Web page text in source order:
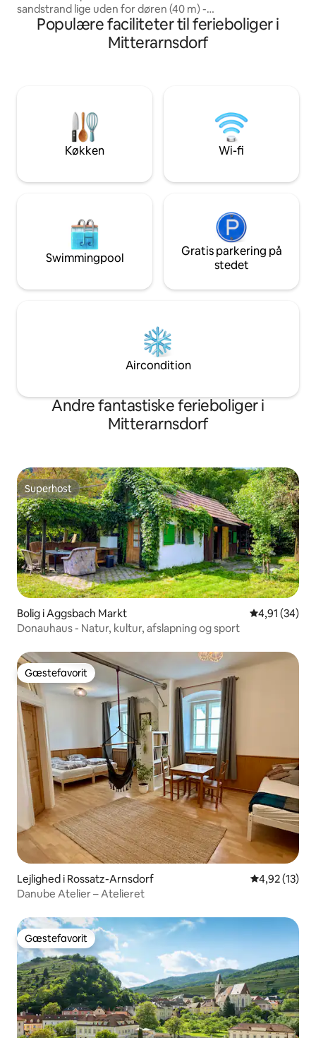
sandstrand lige uden for døren (40 m) -
vinmarkerne bag huset. Der er plads til 4
personer - huset er for nylig blevet
grundigt renoveret. På 2 etager finder
med en smuk terrasse og udsigt over
Donau. Ideel til cyklister - låsbar garage -
massivt elmetræ.
hytten, men det
vi stille en
Populære faciliteter til ferieboliger i
Mitterarnsdorf
Køkken Wi-fi
Swimmingpool
Gratis parkering på
stedet
Aircondition
Andre fantastiske ferieboliger i
Mitterarnsdorf
Superhost
Superhost
Bolig i Aggsbach Markt 4,91 ud af 5
4,91 (34)
Donauhaus - Natur, kultur, afslapning og sport
Gæstefavorit
Gæstefavorit
Lejlighed i Rossatz-Arnsdorf 4,92 ud af 5
4,92 (13)
Danube Atelier – Atelieret
Gæstefavorit
Gæstefavorit